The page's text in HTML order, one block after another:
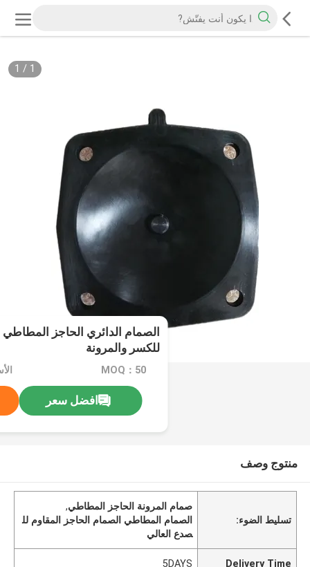
1
/
1
الصمام الدائري الحاجز المطاطي
للكسر والمرونة
MOQ：50
افضل سعر
منتوج وصف
تسليط الضوء:
صمام المرونة الحاجز المطاطي,
الصمام المطاطي الصمام الحاجز المقاوم لل
صدع العالي
Delivery Time
5DAYS